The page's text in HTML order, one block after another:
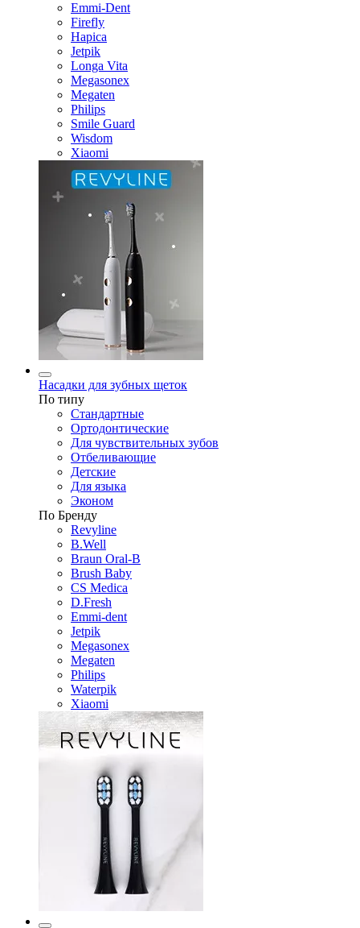
Emmi-Dent
Firefly
Hapica
Jetpik
Longa Vita
Megasonex
Megaten
Philips
Smile Guard
Wisdom
Xiaomi
Насадки для зубных щеток
По типу
Стандартные
Ортодонтические
Для чувствительных зубов
Отбеливающие
Детские
Для языка
Эконом
По Бренду
Revyline
B.Well
Braun Oral-B
Brush Baby
CS Medica
D.Fresh
Emmi-dent
Jetpik
Megasonex
Megaten
Philips
Waterpik
Xiaomi